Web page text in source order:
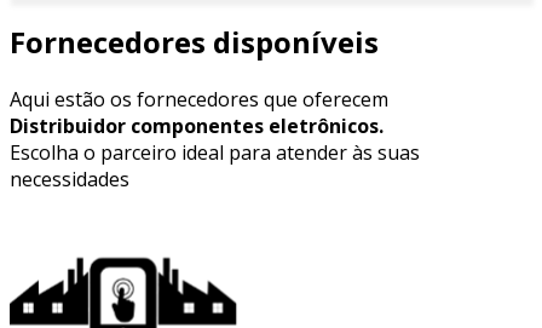
Fornecedores disponíveis
Aqui estão os fornecedores que oferecem
Distribuidor componentes eletrônicos.
Escolha o parceiro ideal para atender às suas
necessidades